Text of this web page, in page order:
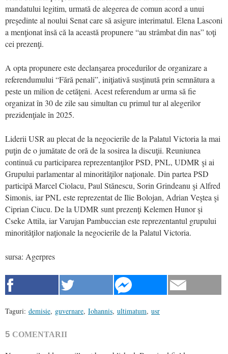
mandatului legitim, urmată de alegerea de comun acord a unui
preşedinte al noului Senat care să asigure interimatul. Elena Lasconi
a menţionat însă că la această propunere “au strâmbat din nas” toţi
cei prezenţi.
A opta propunere este declanşarea procedurilor de organizare a
referendumului “Fără penali”, iniţiativă susţinută prin semnătura a
peste un milion de cetăţeni. Acest referendum ar urma să fie
organizat în 30 de zile sau simultan cu primul tur al alegerilor
prezidenţiale în 2025.
Liderii USR au plecat de la negocierile de la Palatul Victoria la mai
puţin de o jumătate de oră de la sosirea la discuţii. Reuniunea
continuă cu participarea reprezentanţilor PSD, PNL, UDMR şi ai
Grupului parlamentar al minorităţilor naţionale. Din partea PSD
participă Marcel Ciolacu, Paul Stănescu, Sorin Grindeanu şi Alfred
Simonis, iar PNL este reprezentat de Ilie Bolojan, Adrian Veştea şi
Ciprian Ciucu. De la UDMR sunt prezenţi Kelemen Hunor şi
Cseke Attila, iar Varujan Pambuccian este reprezentantul grupului
minorităţilor naţionale la negocierile de la Palatul Victoria.
sursa: Agerpres
Taguri: demisie, guvernare, Iohannis, ultimatum, usr
5 COMENTARII